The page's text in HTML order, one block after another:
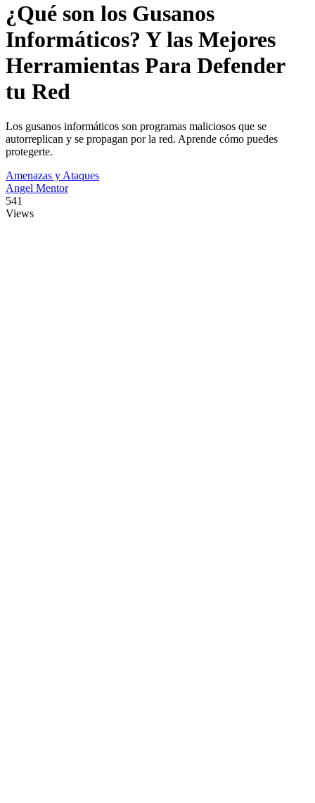
¿Qué son los Gusanos
Informáticos? Y las Mejores
Herramientas Para Defender
tu Red
Los gusanos informáticos son programas maliciosos que se
autorreplican y se propagan por la red. Aprende cómo puedes
protegerte.
Amenazas y Ataques
Angel Mentor
541
Views